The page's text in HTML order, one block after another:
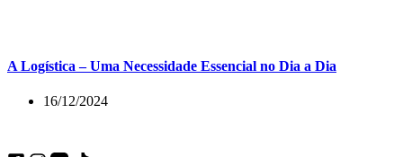
A Logística – Uma Necessidade Essencial no Dia a Dia
16/12/2024